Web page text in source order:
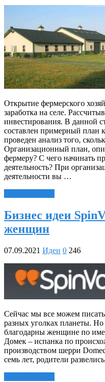
Открытие фермерского
заработка на селе.
инвестирования. В данной
составлен примерный план
проведен анализ того,
Организационный план,
фермеру? С чего начинать
деятельность? При
деятельности вы …
Бизнес идеи
женщин
07.09.2021 Идеи 0 246
Сейчас мы все можем
разных уголках планеты.
благодарны женщине по
Домек – испанка по
производством шерри
семь лет, родители